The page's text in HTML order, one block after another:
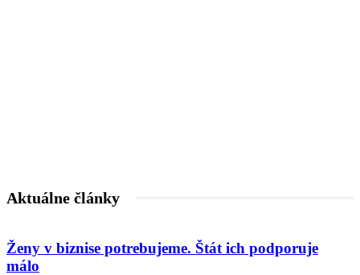
Aktuálne články
Ženy v biznise potrebujeme. Štát ich podporuje
málo